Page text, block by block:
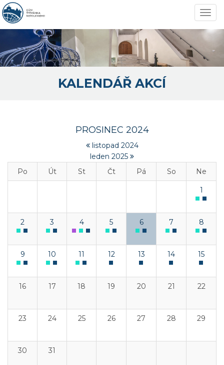
KALENDÁŘ AKCÍ
PROSINEC 2024
listopad 2024
leden 2025
Po
Út St Čt Pá So Ne
1
2 3 4 5 6 7 8
9 10 11 12 13 14 15
16 17 18 19 20 21 22
23 24 25 26 27 28 29
30 31